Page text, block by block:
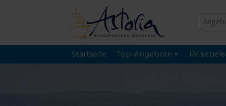
Startseite Top-Angebote Reiseziele